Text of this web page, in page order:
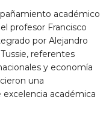
académico
profesor Francisco
por Alejandro
referentes
y economía
una
académica